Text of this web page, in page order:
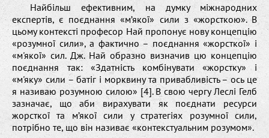
Найбільш ефективним, на думку міжнародних
експертів, є поєднання «м’якої» сили з «жорсткою». В
цьому контексті професор Най пропонує нову концепцію
«розумної сили», а фактично – поєднання «жорсткої» і
«м'якої» сил. Дж. Най образно визначив цю концепцію
поєднання так: «Здатність комбінувати «жорстку» і
«м'яку» сили – батіг і морквину та привабливість – ось це
я називаю розумною силою» [4]. В свою чергу Леслі Гелб
зазначає, що аби вирахувати як поєднати ресурси
жорсткої та м’якої сили у стратегіях розумної сили,
потрібно те, що він називає «контекстуальним розумом».